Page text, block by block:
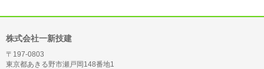
株式会社一新技建
〒197-0803
東京都あきる野市瀬戸岡148番地1